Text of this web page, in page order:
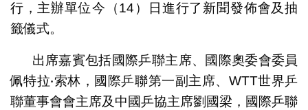
行，主辦單位今（14）日進行了新聞發佈會及抽
籤儀式。
出席嘉賓包括國際乒聯主席、國際奧委會委員
佩特拉‧索林，國際乒聯第一副主席、WTT世界乒
聯董事會會主席及中國乒協主席劉國梁，國際乒聯